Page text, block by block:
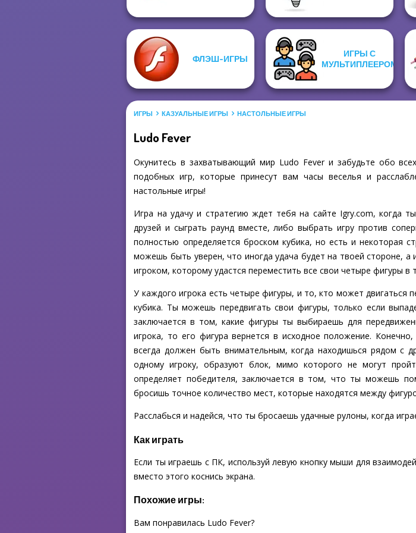
ФЛЭШ-ИГРЫ
ИГРЫ С
МУЛЬТИПЛЕЕРОМ
ИГРЫ КАЗУАЛЬНЫЕ ИГРЫ НАСТОЛЬНЫЕ ИГРЫ
Ludo Fever
Окунитесь в захватывающий мир Ludo Fever и забудьте обо
подобных игр, которые принесут вам часы веселья и
настольные игры!
Игра на удачу и стратегию ждет тебя на сайте Igry.com, когда
друзей и сыграть раунд вместе, либо выбрать игру против
полностью определяется броском кубика, но есть и некоторая
можешь быть уверен, что иногда удача будет на твоей стороне, а
игроком, которому удастся переместить все свои четыре фигуры в
У каждого игрока есть четыре фигуры, и то, кто может двигаться
кубика. Ты можешь передвигать свои фигуры, только если
заключается в том, какие фигуры ты выбираешь для
игрока, то его фигура вернется в исходное положение.
всегда должен быть внимательным, когда находишься рядом с
одному игроку, образуют блок, мимо которого не могут
определяет победителя, заключается в том, что ты можешь
бросишь точное количество мест, которые находятся между
Расслабься и надейся, что ты бросаешь удачные рулоны, когда
Как играть
Если ты играешь с ПК, используй левую кнопку мыши для
вместо этого коснись экрана.
Похожие игры:
Вам понравилась Ludo Fever?